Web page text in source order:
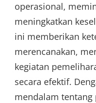
operasional,
meningkatkan
ini memberikan
merencanakan,
kegiatan
secara efektif.
mendalam tentang